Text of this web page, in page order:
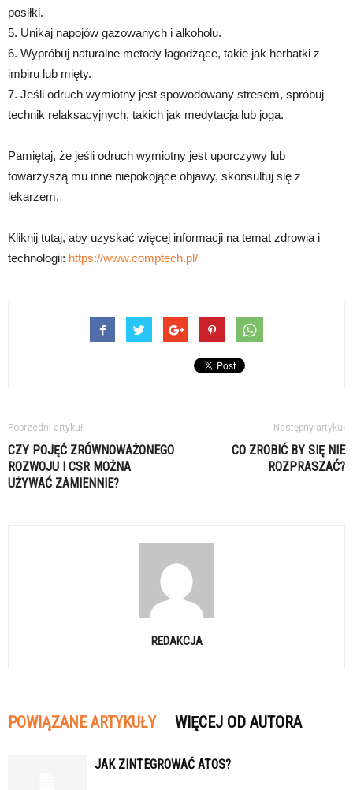
posiłki.
5. Unikaj napojów gazowanych i alkoholu.
6. Wypróbuj naturalne metody łagodzące, takie jak herbatki z
imbiru lub mięty.
7. Jeśli odruch wymiotny jest spowodowany stresem, spróbuj
technik relaksacyjnych, takich jak medytacja lub joga.
Pamiętaj, że jeśli odruch wymiotny jest uporczywy lub
towarzyszą mu inne niepokojące objawy, skonsultuj się z
lekarzem.
Kliknij tutaj, aby uzyskać więcej informacji na temat zdrowia i
technologii: https://www.comptech.pl/
Poprzedni artykuł
CZY POJĘĆ ZRÓWNOWAŻONEGO
ROZWOJU I CSR MOŻNA
UŻYWAĆ ZAMIENNIE?
Następny artykuł
CO ZROBIĆ BY SIĘ NIE
ROZPRASZAĆ?
REDAKCJA
POWIĄZANE ARTYKUŁY WIĘCEJ OD AUTORA
JAK ZINTEGROWAĆ ATOS?